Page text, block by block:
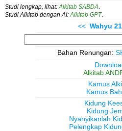
Studi lengkap, lihat: Alkitab SABDA
Studi Alkitab dengan AI: Alkitab GPT.
<< Wahyu 21
Bahan Renungan:
Alkitab
Kamus
Kamus
Kidung
Kidung
Nyanyikanlah
Pelengkap